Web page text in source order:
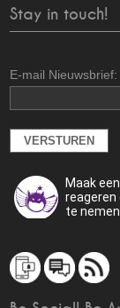
Stay in touch!
E-mail Nieuwsbrief:
Maak
reageren
te